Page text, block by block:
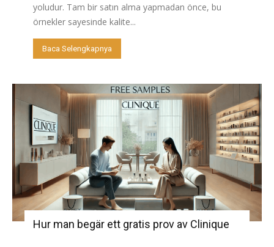
yoludur. Tam bir satın alma yapmadan önce, bu
örnekler sayesinde kalite...
Baca Selengkapnya
Hur man begär ett gratis prov av Clinique